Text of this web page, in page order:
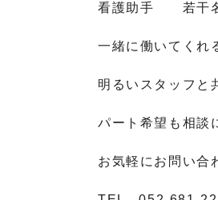
看護助手 若干
一緒に働いてくれ
明るいスタッフと
パート希望も相談
お気軽にお問い合